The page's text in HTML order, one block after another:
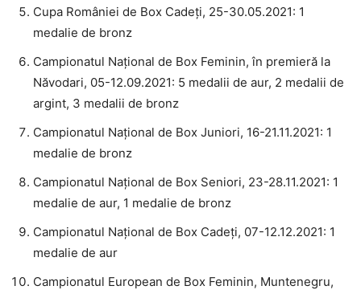
Cupa României de Box Cadeți, 25-30.05.2021: 1
medalie de bronz
Campionatul Național de Box Feminin, în premieră la
Năvodari, 05-12.09.2021: 5 medalii de aur, 2 medalii de
argint, 3 medalii de bronz
Campionatul Național de Box Juniori, 16-21.11.2021: 1
medalie de bronz
Campionatul Național de Box Seniori, 23-28.11.2021: 1
medalie de aur, 1 medalie de bronz
Campionatul Național de Box Cadeți, 07-12.12.2021: 1
medalie de aur
Campionatul European de Box Feminin, Muntenegru,